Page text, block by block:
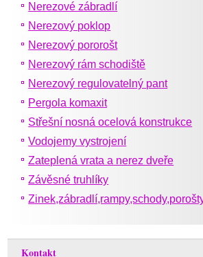
Nerezové zábradlí
Nerezový poklop
Nerezový pororošt
Nerezový rám schodiště
Nerezový regulovatelný pant
Pergola komaxit
Střešní nosná ocelová konstrukce
Vodojemy vystrojení
Zateplená vrata a nerez dveře
Závěsné truhlíky
Kontakt